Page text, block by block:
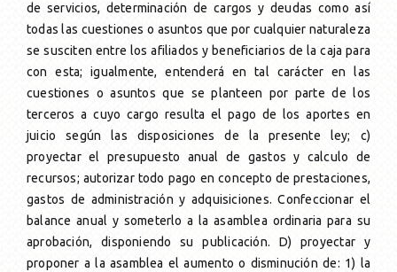
de servicios, determinación de cargos y deudas como así
todas las cuestiones o asuntos que por cualquier naturaleza
se susciten entre los afiliados y beneficiarios de la caja para
con esta; igualmente, entenderá en tal carácter en las
cuestiones o asuntos que se planteen por parte de los
terceros a cuyo cargo resulta el pago de los aportes en
juicio según las disposiciones de la presente ley; c)
proyectar el presupuesto anual de gastos y calculo de
recursos; autorizar todo pago en concepto de prestaciones,
gastos de administración y adquisiciones. Confeccionar el
balance anual y someterlo a la asamblea ordinaria para su
aprobación, disponiendo su publicación. D) proyectar y
proponer a la asamblea el aumento o disminución de: 1) la